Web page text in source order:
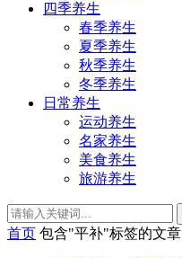
四季养生
春季养生
夏季养生
秋季养生
冬季养生
日常养生
运动养生
名家养生
美食养生
旅游养生
首页 包含"平补"标签的文章